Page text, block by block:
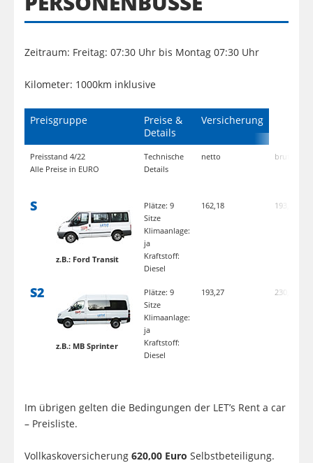
Zeitraum: Freitag: 07:30 Uhr bis Montag 07:30 Uhr
Kilometer: 1000km inklusive
Preisgruppe
Preise &
Details
Versicherung
Preisstand 4/22
Alle Preise in EURO
Technische
Details
netto brutto
S
z.B.: Ford Transit
Plätze: 9
Sitze
Klimaanlage:
ja
Kraftstoff:
Diesel
162,18 193,00
S2
z.B.: MB Sprinter
Plätze: 9
Sitze
Klimaanlage:
ja
Kraftstoff:
Diesel
193,27 230,00
Im übrigen gelten die Bedingungen der LET’s Rent a car
– Preisliste.
Vollkaskoversicherung620,00 Euro Selbstbeteiligung.